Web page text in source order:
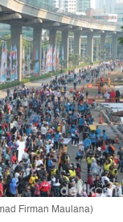
Firman Maulana)